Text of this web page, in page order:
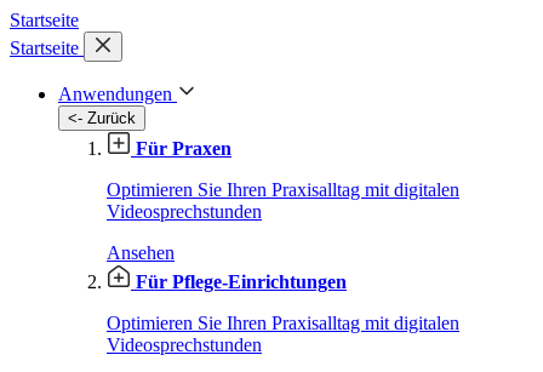
Startseite
Startseite
Anwendungen
<- Zurück
Für Praxen
Optimieren Sie Ihren Praxisalltag mit digitalen
Videosprechstunden
Ansehen
Für Pflege-Einrichtungen
Optimieren Sie Ihren Praxisalltag mit digitalen
Videosprechstunden